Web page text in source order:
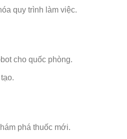
quy trình làm việc.
cho quốc phòng.
phá thuốc mới.